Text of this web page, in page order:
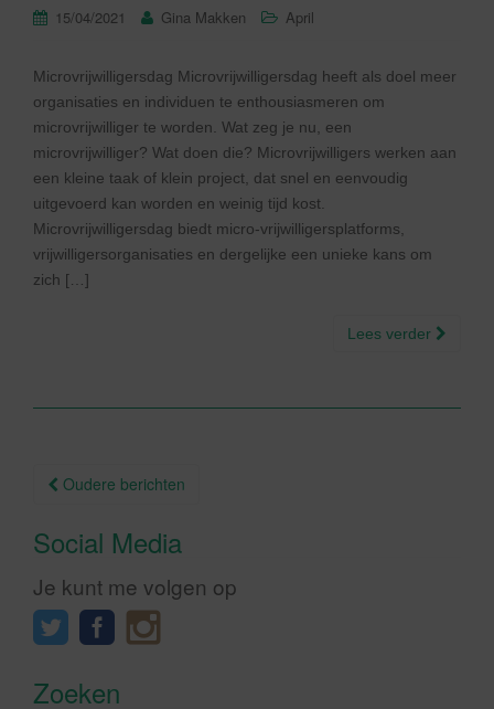
15/04/2021 Gina Makken April
Microvrijwilligersdag Microvrijwilligersdag heeft als doel meer
organisaties en individuen te enthousiasmeren om
microvrijwilliger te worden. Wat zeg je nu, een
microvrijwilliger? Wat doen die? Microvrijwilligers werken aan
een kleine taak of klein project, dat snel en eenvoudig
uitgevoerd kan worden en weinig tijd kost.
Microvrijwilligersdag biedt micro-vrijwilligersplatforms,
vrijwilligersorganisaties en dergelijke een unieke kans om
zich […]
Lees verder
Berichtnavigatie
Oudere berichten
Social Media
Je kunt me volgen op
Zoeken